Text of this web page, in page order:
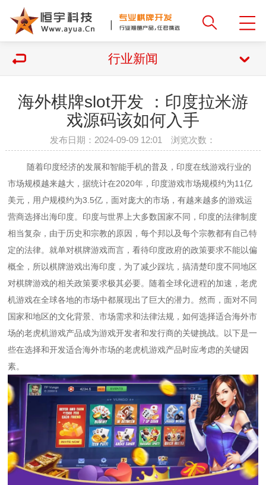
行业新闻
海外棋牌slot开发 ：印度拉米游
戏源码该如何入手
发布日期：2024-09-09 12:01 浏览次数：
随着印度经济的发展和智能手机的普及，印度在线游戏行业的
市场规模越来越大，据统计在2020年，印度游戏市场规模约为11亿
美元，用户规模约为3.5亿，面对庞大的市场，有越来越多的游戏运
营商选择出海印度。 印度与世界上大多数国家不同，印度的法律制度
相当复杂，由于历史和宗教的原因，每个邦以及每个宗教都有自己特
定的法律。就单对棋牌游戏而言，看待印度政府的政策要求不能以偏
概全，所以棋牌游戏出海印度，为了减少踩坑，搞清楚印度不同地区
对棋牌游戏的相关政策要求极其必要。随着全球化进程的加速，老虎
机游戏在全球各地的市场中都展现出了巨大的潜力。然而，面对不同
国家和地区的文化背景、市场需求和法律法规，如何选择适合海外市
场的老虎机游戏产品成为游戏开发者和发行商的关键挑战。以下是一
些在选择和开发适合海外市场的老虎机游戏产品时应考虑的关键因
素。